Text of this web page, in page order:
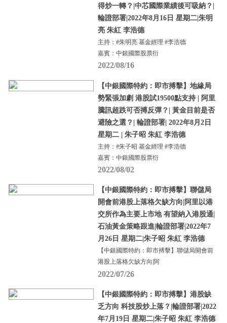
得炒一轉？|中芯國際業績後可吸納？|
輪證部署|2022年8月16日 星期二|朱明
亮 朱紅 李浩德
主持：#朱明亮 基金經理 #李浩德
嘉賓：中銀國際股票衍
2022/08/16
【中銀國際特約：即市搏擊】地緣局
勢緊張加劇 港股試19500點支持 | 阿里
騰訊超跌可否搏反彈？| 黃金目前是否
避險之選？| 輪證部署| 2022年8月2日
星期二 | 朱子昭 朱紅 李浩德
主持：#朱子昭 基金經理 #李浩德
嘉賓：中銀國際股票衍
2022/08/02
【中銀國際特約：即市搏擊】聯儲局
開會前港股上落格欠缺方向|阿里以港
交所作為主要上市地 有望納入港股通|
石油黃金策略跟進|輪證部署|2022年7
月26日 星期二|朱子昭 朱紅 李浩德
【中銀國際特約：即市搏擊】聯儲局開會前
港股上落格欠缺方向|阿
2022/07/26
【中銀國際特約：即市搏擊】港股缺
乏方向 科技股炒上落？|輪證部署|2022
年7月19日 星期二|朱子昭 朱紅 李浩德